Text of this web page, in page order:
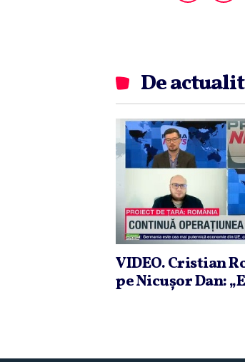
De
VIDEO. Cristian
pe Nicuşor Dan: